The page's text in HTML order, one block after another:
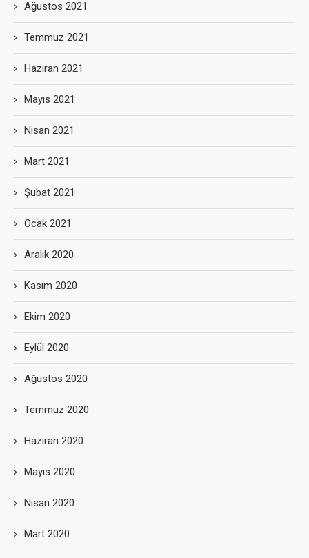
Ağustos 2021
Temmuz 2021
Haziran 2021
Mayıs 2021
Nisan 2021
Mart 2021
Şubat 2021
Ocak 2021
Aralık 2020
Kasım 2020
Ekim 2020
Eylül 2020
Ağustos 2020
Temmuz 2020
Haziran 2020
Mayıs 2020
Nisan 2020
Mart 2020